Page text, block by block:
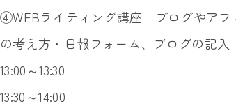
④WEBライティング講座 ブログやア
の考え方・日報フォーム、ブログの記入
13:00～13:30
13:30～14:00